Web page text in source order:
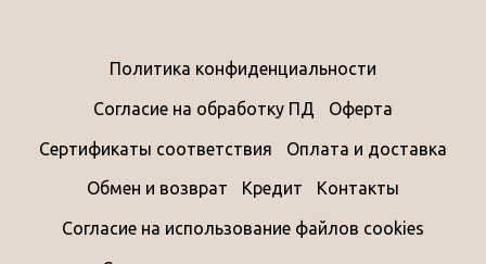
Политика конфиденциальности
Согласие на обработку ПД Оферта
Сертификаты соответствия Оплата и доставка
Обмен и возврат Кредит Контакты
Согласие на использование файлов cookies